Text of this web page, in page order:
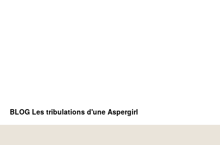
BLOG Les tribulations d'une Aspergirl